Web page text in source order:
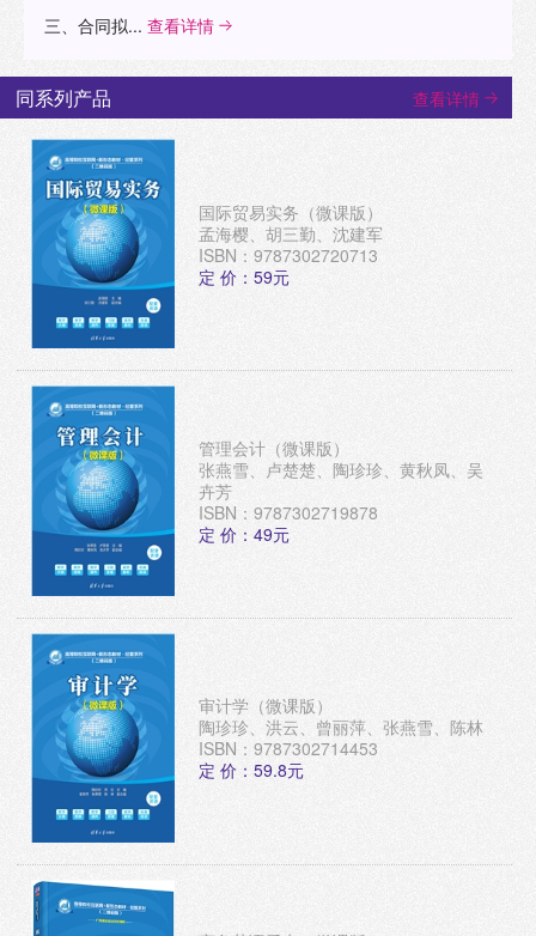
三、合同拟... 查看详情
同系列产品 查看详情
国际贸易实务（微课版）
孟海樱、胡三勤、沈建军
ISBN：9787302720713
定 价：59元
管理会计（微课版）
张燕雪、卢楚楚、陶珍珍、黄秋凤、吴
卉芳
ISBN：9787302719878
定 价：49元
审计学（微课版）
陶珍珍、洪云、曾丽萍、张燕雪、陈林
ISBN：9787302714453
定 价：59.8元